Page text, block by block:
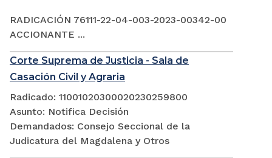
RADICACIÓN 76111-22-04-003-2023-00342-00
ACCIONANTE ...
Corte Suprema de Justicia - Sala de
Casación Civil y Agraria
Radicado: 11001020300020230259800
Asunto: Notifica Decisión
Demandados: Consejo Seccional de la
Judicatura del Magdalena y Otros